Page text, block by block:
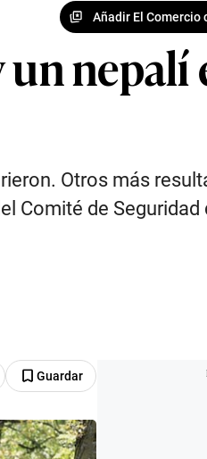
Añadir El Comercio
nepalí
Otros más
Comité de Seguridad
Guardar